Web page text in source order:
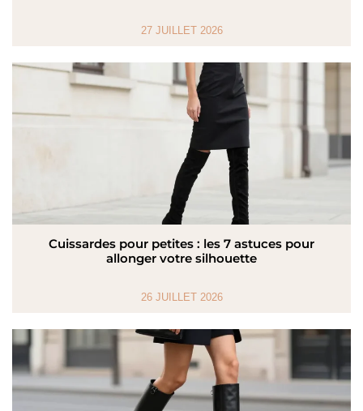
27 JUILLET 2026
Cuissardes pour petites : les 7 astuces pour
allonger votre silhouette
26 JUILLET 2026